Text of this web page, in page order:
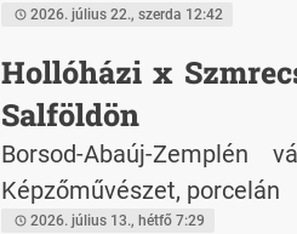
Kft.: a Társaság az
2026. évi videós díjának 3.
2026. július 22., szerda 12:42
Hollóházi x
Salföldön
Borsod-Abaúj-
Képzőművészet, porcelán
2026. július 13., hétfő 7:29